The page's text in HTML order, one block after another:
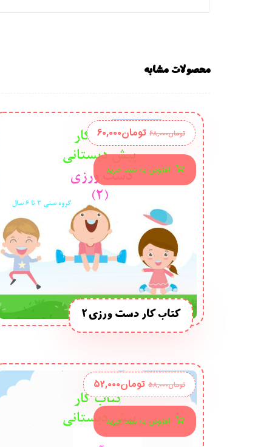
محصولات مشابه
کتاب کار دست ورزی 2
تومان۶۸,۰۰۰ تومان۶۰,۰۰۰
افزودن به سبد خرید
تومان۵۸,۰۰۰ تومان۵۲,۰۰۰
افزودن به سبد خرید